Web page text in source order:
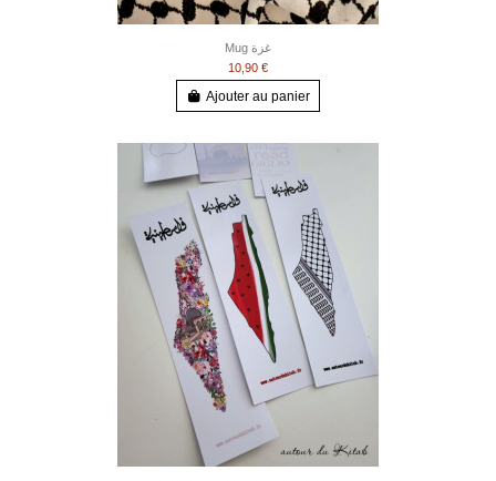
Mug غزة
10,90 €
Ajouter au panier